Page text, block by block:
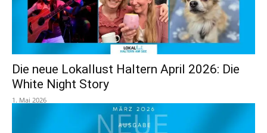
Die neue Lokallust Haltern April 2026: Die
White Night Story
1. Mai 2026